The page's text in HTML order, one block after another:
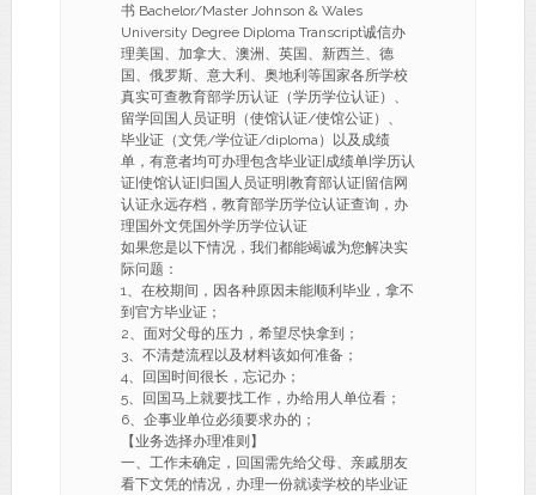
书 Bachelor/Master Johnson & Wales
University Degree Diploma Transcript诚信办
理美国、加拿大、澳洲、英国、新西兰、德
国、俄罗斯、意大利、奥地利等国家各所学校
真实可查教育部学历认证（学历学位认证）、
留学回国人员证明（使馆认证/使馆公证）、
毕业证（文凭/学位证/diploma）以及成绩
单，有意者均可办理包含毕业证|成绩单|学历认
证|使馆认证|归国人员证明|教育部认证|留信网
认证永远存档，教育部学历学位认证查询，办
理国外文凭国外学历学位认证
如果您是以下情况，我们都能竭诚为您解决实
际问题：
1、在校期间，因各种原因未能顺利毕业，拿不
到官方毕业证；
2、面对父母的压力，希望尽快拿到；
3、不清楚流程以及材料该如何准备；
4、回国时间很长，忘记办；
5、回国马上就要找工作，办给用人单位看；
6、企事业单位必须要求办的；
【业务选择办理准则】
一、工作未确定，回国需先给父母、亲戚朋友
看下文凭的情况，办理一份就读学校的毕业证